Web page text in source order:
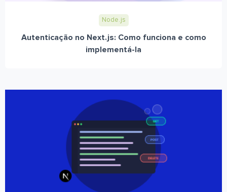
Node.js
Autenticação no Next.js: Como funciona e como
implementá-la